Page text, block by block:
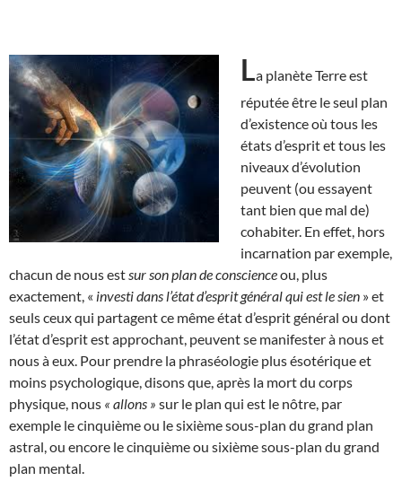
La planète Terre est
réputée être le seul plan
d’existence où tous les
états d’esprit et tous les
niveaux d’évolution
peuvent (ou essayent
tant bien que mal de)
cohabiter. En effet, hors
incarnation par exemple,
chacun de nous est sur son plan de conscienceou, plus
exactement, « investi dans l’état d’esprit général qui est le sien » et
seuls ceux qui partagent ce même état d’esprit général ou dont
l’état d’esprit est approchant, peuvent se manifester à nous et
nous à eux. Pour prendre la phraséologie plus ésotérique et
moins psychologique, disons que, après la mort du corps
physique, nous « allons » sur le plan qui est le nôtre, par
exemple le cinquième ou le sixième sous-plan du grand plan
astral, ou encore le cinquième ou sixième sous-plan du grand
plan mental.